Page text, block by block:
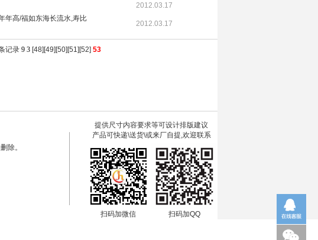
2012.03.17
年高/福如东海长流水,寿比
2012.03.17
记录 9 3 [48][49][50][51][52] 53
除。
提供尺寸内容要求等可设计排版建议
产品可快递\送货\或来厂自提,欢迎联系
扫码加微信 扫码加QQ